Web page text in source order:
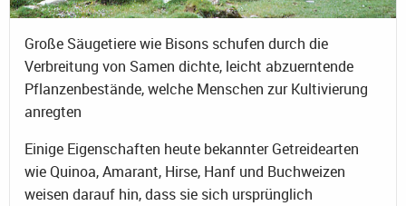
Große Säugetiere wie Bisons schufen durch die
Verbreitung von Samen dichte, leicht abzuerntende
Pflanzenbestände, welche Menschen zur Kultivierung
anregten
Einige Eigenschaften heute bekannter Getreidearten
wie Quinoa, Amarant, Hirse, Hanf und Buchweizen
weisen darauf hin, dass sie sich ursprünglich